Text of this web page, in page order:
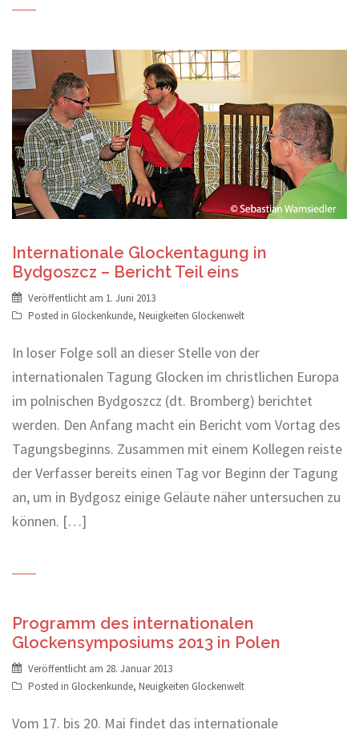
Internationale Glockentagung in
Bydgoszcz – Bericht Teil eins
Veröffentlicht am 1. Juni 2013
Posted in Glockenkunde, Neuigkeiten Glockenwelt
In loser Folge soll an dieser Stelle von der
internationalen Tagung Glocken im christlichen Europa
im polnischen Bydgoszcz (dt. Bromberg) berichtet
werden. Den Anfang macht ein Bericht vom Vortag des
Tagungsbeginns. Zusammen mit einem Kollegen reiste
der Verfasser bereits einen Tag vor Beginn der Tagung
an, um in Bydgosz einige Geläute näher untersuchen zu
können. […]
Programm des internationalen
Glockensymposiums 2013 in Polen
Veröffentlicht am 28. Januar 2013
Posted in Glockenkunde, Neuigkeiten Glockenwelt
Vom 17. bis 20. Mai findet das internationale